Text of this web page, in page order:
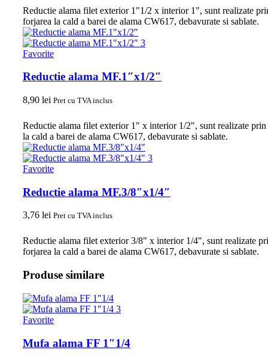
Reductie alama filet exterior 1"1/2 x interior 1", sunt realizate
forjarea la cald a barei de alama CW617, debavurate si sablate.
Favorite
Reductie alama MF.1″x1/2″
8,90 lei Pret cu TVA inclus
Reductie alama filet exterior 1" x interior 1/2", sunt realizate prin
la cald a barei de alama CW617, debavurate si sablate.
Favorite
Reductie alama MF.3/8″x1/4″
3,76 lei Pret cu TVA inclus
Reductie alama filet exterior 3/8" x interior 1/4", sunt realizate
forjarea la cald a barei de alama CW617, debavurate si sablate.
Produse similare
Favorite
Mufa alama FF 1″1/4